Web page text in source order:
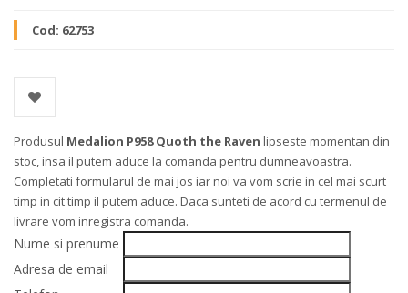
Cod: 62753
Produsul Medalion P958 Quoth the Raven lipseste momentan din
stoc, insa il putem aduce la comanda pentru dumneavoastra.
Completati formularul de mai jos iar noi va vom scrie in cel mai scurt
timp in cit timp il putem aduce. Daca sunteti de acord cu termenul de
livrare vom inregistra comanda.
Nume si prenume
Adresa de email